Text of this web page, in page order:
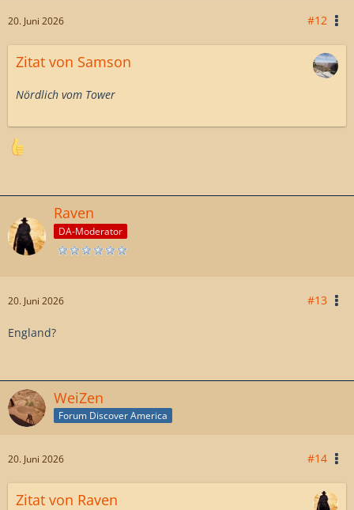
20. Juni 2026 #12
Zitat von Samson
Nördlich vom Tower
Raven
DA-Moderator
20. Juni 2026 #13
England?
WeiZen
Forum Discover America
20. Juni 2026 #14
Zitat von Raven